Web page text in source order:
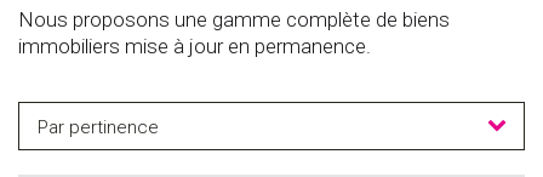
Nous proposons une gamme complète de biens
immobiliers mise à jour en permanence.
Par pertinence